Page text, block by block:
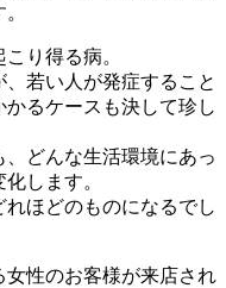
り得る病。
若い人が発症すること
るケースも決して珍し
どんな生活環境にあっ
します。
ほどのものになるでし
性のお客様が来店され